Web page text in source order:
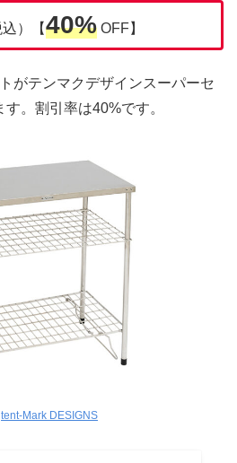
込）【40% OFF】
がテンマクデザインスーパーセ
。割引率は40%です。
tent-Mark DESIGNS